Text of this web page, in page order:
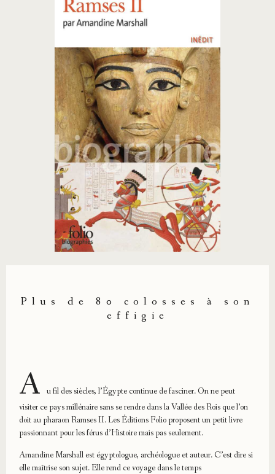
Plus de 80 colosses à son
effigie
A
u fil des siècles, l’Égypte continue de fasciner. On ne peut
visiter ce pays millénaire sans se rendre dans la Vallée des Rois que l’on
doit au pharaon Ramses II. Les Éditions Folio proposent un petit livre
passionnant pour les férus d’Histoire mais pas seulement.
Amandine Marshall est égyptologue, archéologue et auteur. C’est dire si
elle maîtrise son sujet. Elle rend ce voyage dans le temps